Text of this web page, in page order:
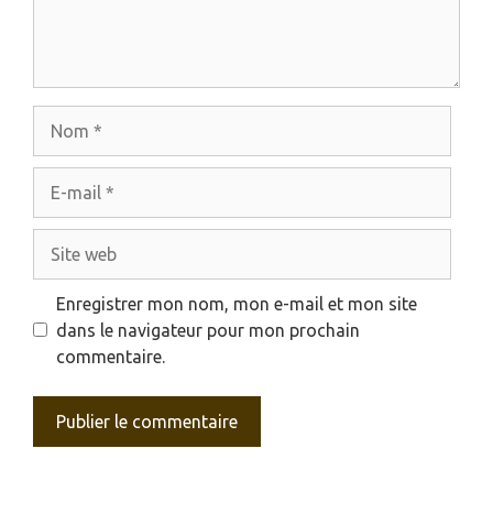
mail
web
Enregistrer mon nom, mon e-mail et mon site
dans le navigateur pour mon prochain
commentaire.